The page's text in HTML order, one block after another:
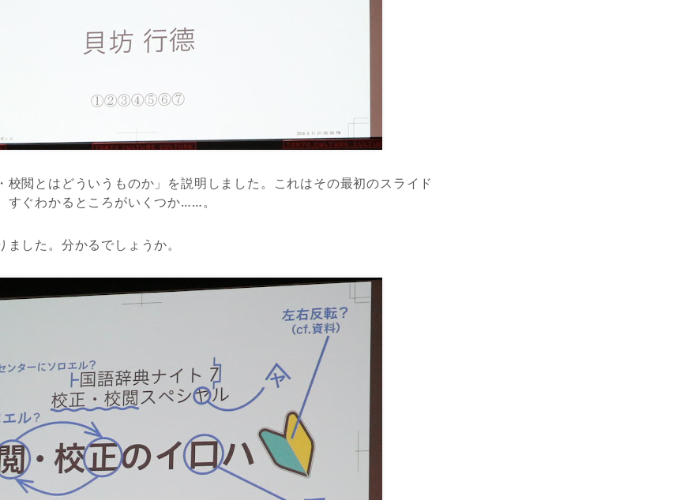
校閲とはどういうものか」を説明しました。これはその最初のスライド
すぐわかるところがいくつか……。
した。分かるでしょうか。